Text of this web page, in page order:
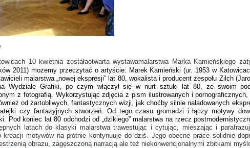
10 kwietnia zostałaotwarta wystawamalarstwa Marka Kamieńskiego
2011) możemy przeczytać o artyście: Marek Kamieński (ur. 1953 w
malarstwa „nowej ekspresji” lat 80, wokalista i producent zespołu Zilch
Wydziale Grafiki, po czym włączył się w nurt sztuki lat 80, ze swoim
z fotografią. Wykorzystując zdjęcia z pism ilustrowanych i pornograficznych,
od żartobliwych, fantastycznych wizji, jak choćby silnie naładowanych
czy fantazyjnych stworzeń. Od tego czasu gromadzi i łączy motywy
Pod koniec lat 80 odchodzi od „dzikiego” malarstwa na rzecz
latach do klasyki malarstwa trawestując i cytując, mieszając i
motywów na płótnie kontynuuje do dziś. Jego obecne prace solidnie
obrazu, zagęszczoną narracją ale też niekonwencjonalnymi zbitkami